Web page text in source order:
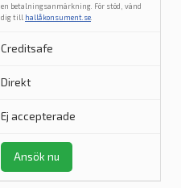
en betalningsanmärkning. För stöd, vänd
dig till hallåkonsument.se
Creditsafe
Direkt
Ej accepterade
Ansök nu